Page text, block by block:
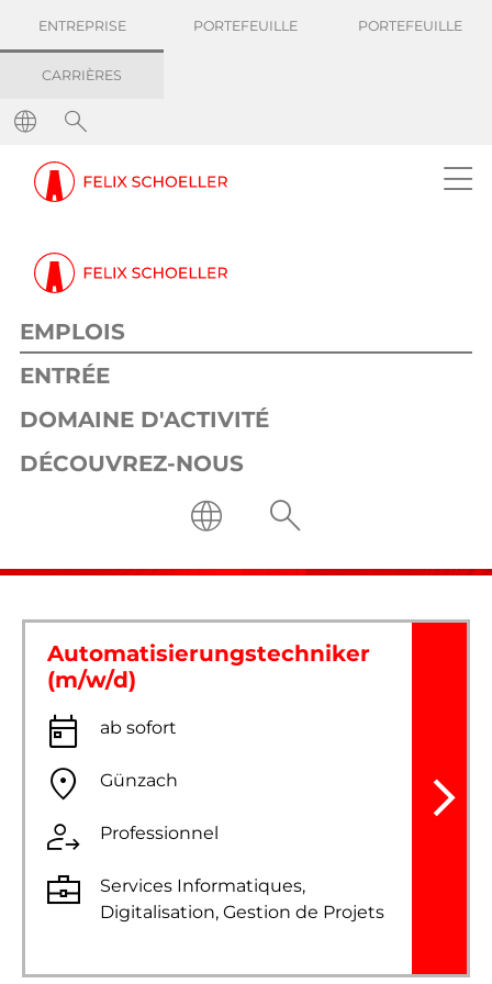
ENTREPRISE PORTEFEUILLE PORTEFEUILLE
CARRIÈRES
EMPLOIS
ENTRÉE
DOMAINE D'ACTIVITÉ
DÉCOUVREZ-NOUS
Localisation
Automatisierungstechniker
(m/w/d)
ab sofort
Günzach
Professionnel
Services Informatiques,
Digitalisation, Gestion de Projets